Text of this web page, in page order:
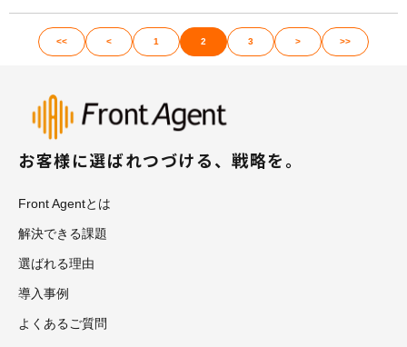
<< < 1 2 3 > >>
お客様に選ばれつづける、戦略を。
Front Agentとは
解決できる課題
選ばれる理由
導入事例
よくあるご質問